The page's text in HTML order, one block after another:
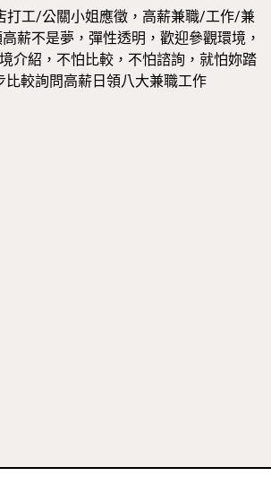
打工/公關小姐應徵，高薪兼職/工作/兼
薪不是夢，彈性透明，歡迎參觀環境，
介紹，不怕比較，不怕諮詢，就怕妳踏
比較詢問高薪日領八大兼職工作